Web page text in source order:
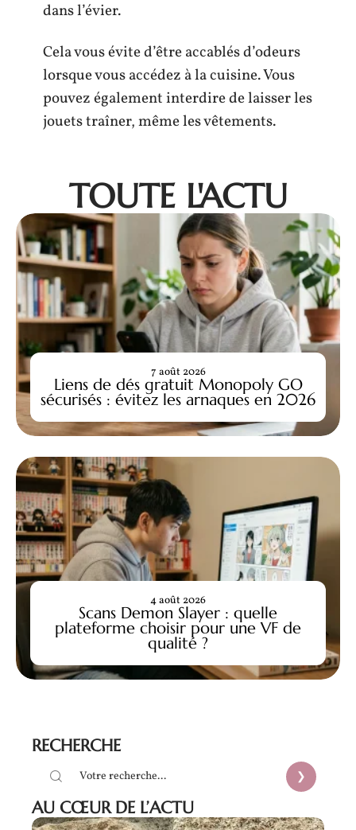
dans l’évier.
Cela vous évite d’être accablés d’odeurs
lorsque vous accédez à la cuisine. Vous
pouvez également interdire de laisser les
jouets traîner, même les vêtements.
TOUTE L'ACTU
Liens de dés gratuit Monopoly GO
sécurisés : évitez les arnaques en 2026
7 août 2026
Scans Demon Slayer : quelle
plateforme choisir pour une VF de
qualité ?
4 août 2026
RECHERCHE
AU CŒUR DE L’ACTU